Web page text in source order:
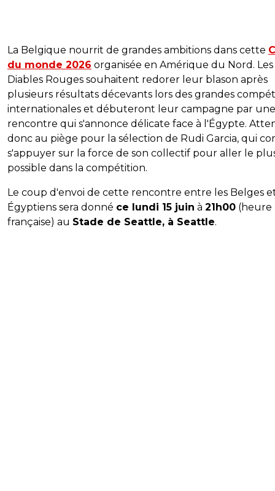
La Belgique nourrit de grandes ambitions dans cette
du monde 2026 organisée en Amérique du Nord. Les
Diables Rouges souhaitent redorer leur blason après
plusieurs résultats décevants lors des grandes
internationales et débuteront leur campagne par une
rencontre qui s'annonce délicate face à l'Égypte.
donc au piège pour la sélection de Rudi Garcia, qui
s'appuyer sur la force de son collectif pour aller le
possible dans la compétition.
Le coup d'envoi de cette rencontre entre les Belges
Égyptiens sera donné ce lundi 15 juin à 21h00 (heure
française) au Stade de Seattle, à Seattle.